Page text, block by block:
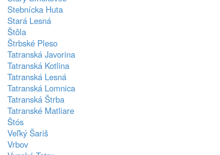
Stebnícka Huta
Stará Lesná
Štôla
Štrbské Pleso
Tatranská Javorina
Tatranská Kotlina
Tatranská Lesná
Tatranská Lomnica
Tatranská Štrba
Tatranské Matliare
Štós
Veľký Šariš
Vrbov